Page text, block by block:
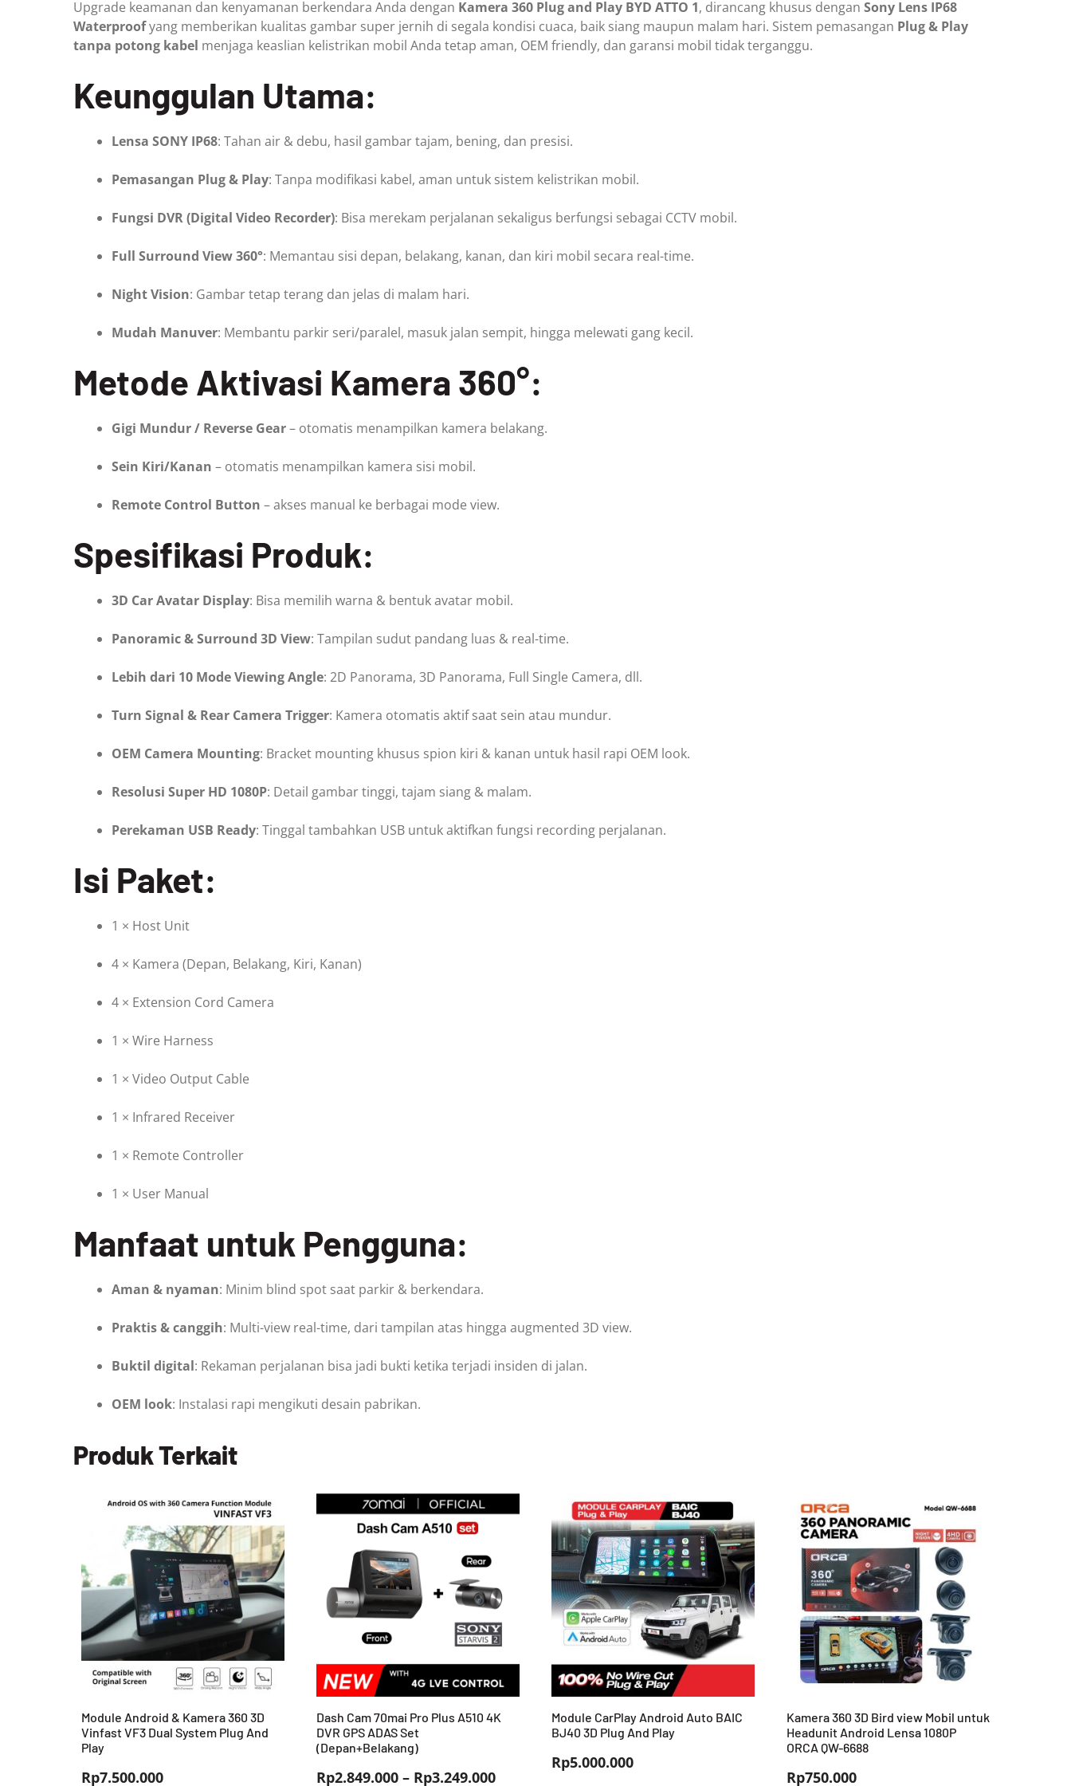
Upgrade keamanan dan kenyamanan berkendara Anda dengan Kamera 360 Plug and Play BYD ATTO 1, dirancang khusus dengan Sony Lens IP68
Waterproofyang memberikan kualitas gambar super jernih di segala kondisi cuaca, baik siang maupun malam hari. Sistem pemasangan Plug & Play
tanpa potong kabel menjaga keaslian kelistrikan mobil Anda tetap aman, OEM friendly, dan garansi mobil tidak terganggu.
Keunggulan Utama:
Lensa SONY IP68: Tahan air & debu, hasil gambar tajam, bening, dan presisi.
Pemasangan Plug & Play: Tanpa modifikasi kabel, aman untuk sistem kelistrikan mobil.
Fungsi DVR (Digital Video Recorder): Bisa merekam perjalanan sekaligus berfungsi sebagai CCTV mobil.
Full Surround View 360°: Memantau sisi depan, belakang, kanan, dan kiri mobil secara real-time.
Night Vision: Gambar tetap terang dan jelas di malam hari.
Mudah Manuver: Membantu parkir seri/paralel, masuk jalan sempit, hingga melewati gang kecil.
Metode Aktivasi Kamera 360°:
Gigi Mundur / Reverse Gear– otomatis menampilkan kamera belakang.
Sein Kiri/Kanan – otomatis menampilkan kamera sisi mobil.
Remote Control Button – akses manual ke berbagai mode view.
Spesifikasi Produk:
3D Car Avatar Display: Bisa memilih warna & bentuk avatar mobil.
Panoramic & Surround 3D View: Tampilan sudut pandang luas & real-time.
Lebih dari 10 Mode Viewing Angle: 2D Panorama, 3D Panorama, Full Single Camera, dll.
Turn Signal & Rear Camera Trigger: Kamera otomatis aktif saat sein atau mundur.
OEM Camera Mounting: Bracket mounting khusus spion kiri & kanan untuk hasil rapi OEM look.
Resolusi Super HD 1080P: Detail gambar tinggi, tajam siang & malam.
Perekaman USB Ready: Tinggal tambahkan USB untuk aktifkan fungsi recording perjalanan.
Isi Paket:
1 × Host Unit
4 × Kamera (Depan, Belakang, Kiri, Kanan)
4 × Extension Cord Camera
1 × Wire Harness
1 × Video Output Cable
1 × Infrared Receiver
1 × Remote Controller
1 × User Manual
Manfaat untuk Pengguna:
Aman & nyaman: Minim blind spot saat parkir & berkendara.
Praktis & canggih: Multi-view real-time, dari tampilan atas hingga augmented 3D view.
Buktil digital: Rekaman perjalanan bisa jadi bukti ketika terjadi insiden di jalan.
OEM look: Instalasi rapi mengikuti desain pabrikan.
Produk Terkait
Module Android & Kamera 360 3D
Vinfast VF3 Dual System Plug And
Play
Rp7.500.000
Dash Cam 70mai Pro Plus A510 4K
DVR GPS ADAS Set
(Depan+Belakang)
Rp2.849.000 – Rp3.249.000Rentang
Module CarPlay Android Auto BAIC
BJ40 3D Plug And Play
Rp5.000.000
Kamera 360 3D Bird view Mobil untuk
Headunit Android Lensa 1080P
ORCA QW-6688
Rp750.000